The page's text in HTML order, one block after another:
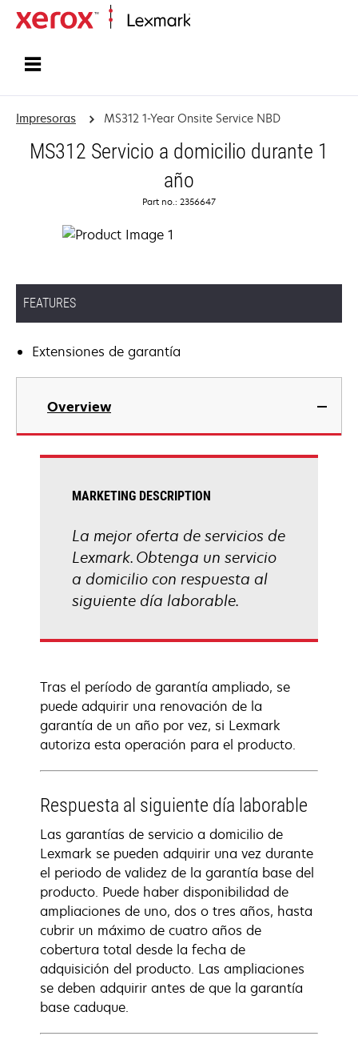
Impresoras MS312 1-Year Onsite Service NBD
MS312 Servicio a domicilio durante 1
año
Part no.: 2356647
FEATURES
Extensiones de garantía
Overview
MARKETING DESCRIPTION
La mejor oferta de servicios de
Lexmark. Obtenga un servicio
a domicilio con respuesta al
siguiente día laborable.
Tras el período de garantía ampliado, se
puede adquirir una renovación de la
garantía de un año por vez, si Lexmark
autoriza esta operación para el producto.
Respuesta al siguiente día laborable
Las garantías de servicio a domicilio de
Lexmark se pueden adquirir una vez durante
el periodo de validez de la garantía base del
producto. Puede haber disponibilidad de
ampliaciones de uno, dos o tres años, hasta
cubrir un máximo de cuatro años de
cobertura total desde la fecha de
adquisición del producto. Las ampliaciones
se deben adquirir antes de que la garantía
base caduque.